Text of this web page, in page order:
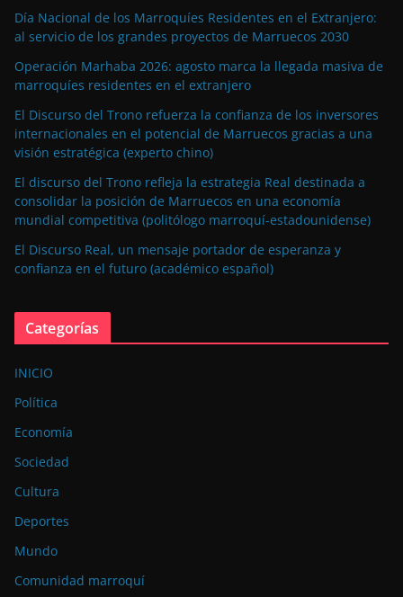
Día Nacional de los Marroquíes Residentes en el Extranjero:
al servicio de los grandes proyectos de Marruecos 2030
Operación Marhaba 2026: agosto marca la llegada masiva de
marroquíes residentes en el extranjero
El Discurso del Trono refuerza la confianza de los inversores
internacionales en el potencial de Marruecos gracias a una
visión estratégica (experto chino)
El discurso del Trono refleja la estrategia Real destinada a
consolidar la posición de Marruecos en una economía
mundial competitiva (politólogo marroquí-estadounidense)
El Discurso Real, un mensaje portador de esperanza y
confianza en el futuro (académico español)
Categorías
INICIO
Política
Economía
Sociedad
Cultura
Deportes
Mundo
Comunidad marroquí